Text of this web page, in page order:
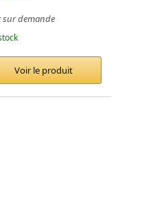
sur demande
Voir le produit